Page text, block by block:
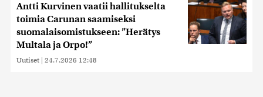
Antti Kurvinen vaatii hallitukselta
toimia Carunan saamiseksi
suomalaisomistukseen: ”Herätys
Multala ja Orpo!”
Uutiset | 24.7.2026 12:48